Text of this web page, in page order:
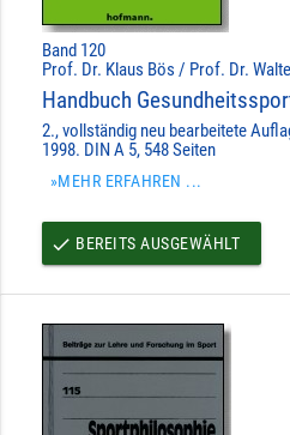
Band 120
Prof. Dr. Klaus Bös / Prof. Dr.
Handbuch
2., vollständig neu bearbeitete
1998. DIN A 5, 548 Seiten
»MEHR ERFAHREN ...
done BEREITS AUSGEWÄHLT